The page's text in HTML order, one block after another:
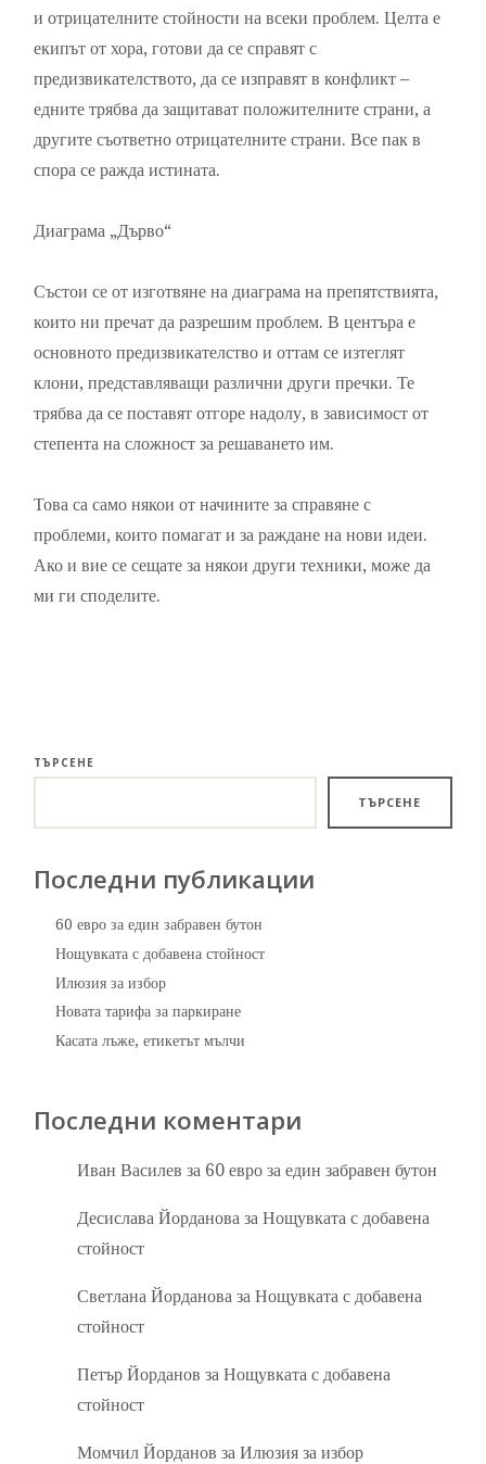
и отрицателните стойности на всеки проблем. Целта е
екипът от хора, готови да се справят с
предизвикателството, да се изправят в конфликт –
едните трябва да защитават положителните страни, а
другите съответно отрицателните страни. Все пак в
спора се ражда истината.
Диаграма „Дърво“
Състои се от изготвяне на диаграма на препятствията,
които ни пречат да разрешим проблем. В центъра е
основното предизвикателство и оттам се изтеглят
клони, представляващи различни други пречки. Те
трябва да се поставят отгоре надолу, в зависимост от
степента на сложност за решаването им.
Това са само някои от начините за справяне с
проблеми, които помагат и за раждане на нови идеи.
Ако и вие се сещате за някои други техники, може да
ми ги споделите.
ТЪРСЕНЕ
ТЪРСЕНЕ
Последни публикации
60 евро за един забравен бутон
Нощувката с добавена стойност
Илюзия за избор
Новата тарифа за паркиране
Касата лъже, етикетът мълчи
Последни коментари
Иван Василев за 60 евро за един забравен бутон
Десислава Йорданова заНощувката с добавена
стойност
Светлана Йорданова заНощувката с добавена
стойност
Петър Йорданов заНощувката с добавена
стойност
Момчил Йорданов заИлюзия за избор